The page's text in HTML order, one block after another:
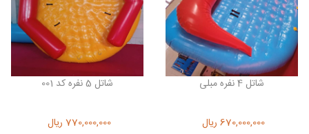
شاتل 4 نفره مبلی
670,000,000 ریال
شاتل 5 نفره کد 001
770,000,000 ریال